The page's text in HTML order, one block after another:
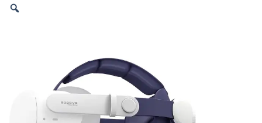
Bedømt
som
4